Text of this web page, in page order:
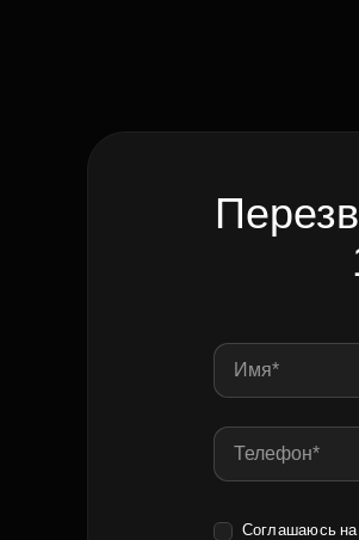
Соглашаюсь на